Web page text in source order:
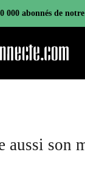
000 abonnés de
aussi son